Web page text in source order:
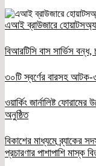
এআই ব্রাউজারে
বিআরটিসি বাস সার্ভিস বন্ধ,
৩০টি স্বর্ণের বারসহ আটক-
ওয়ার্কিং জার্নালিষ্ট
অনুষ্ঠিত
বিকাশের মাধ্যমে
প্রচারণার পাশাপাশি মাস্ক